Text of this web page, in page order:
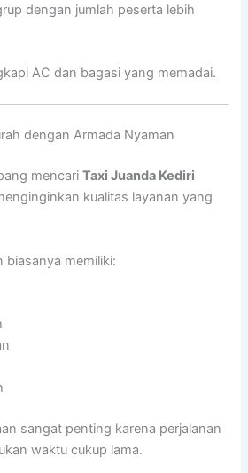
dengan jumlah peserta lebih
AC dan bagasi yang memadai.
dengan Armada Nyaman
mencariTaxi Juanda Kediri
kualitas layanan yang
biasanya memiliki:
sangat penting karena perjalanan
waktu cukup lama.